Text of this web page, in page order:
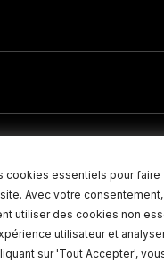
cookies essentiels pour faire
Avec votre
utiliser des cookies non
utilisateur et
sur 'Tout Accepter',